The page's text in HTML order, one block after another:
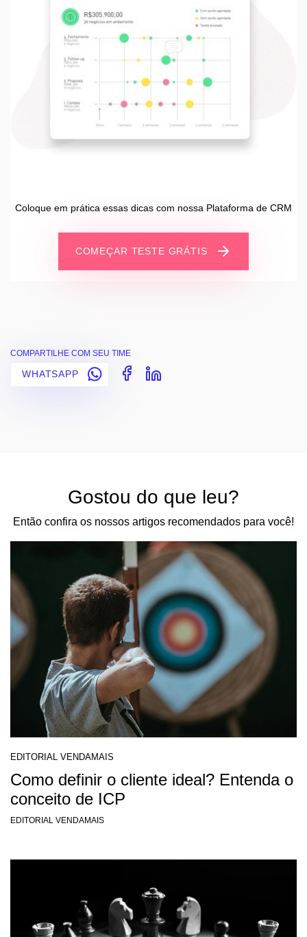
Coloque em prática essas dicas com nossa Plataforma de CRM
COMEÇAR TESTE GRÁTIS
COMPARTILHE COM SEU TIME
WHATSAPP
Gostou do que leu?
Então confira os nossos artigos recomendados para você!
EDITORIAL VENDAMAIS
Como definir o cliente ideal? Entenda o
conceito de ICP
EDITORIAL VENDAMAIS